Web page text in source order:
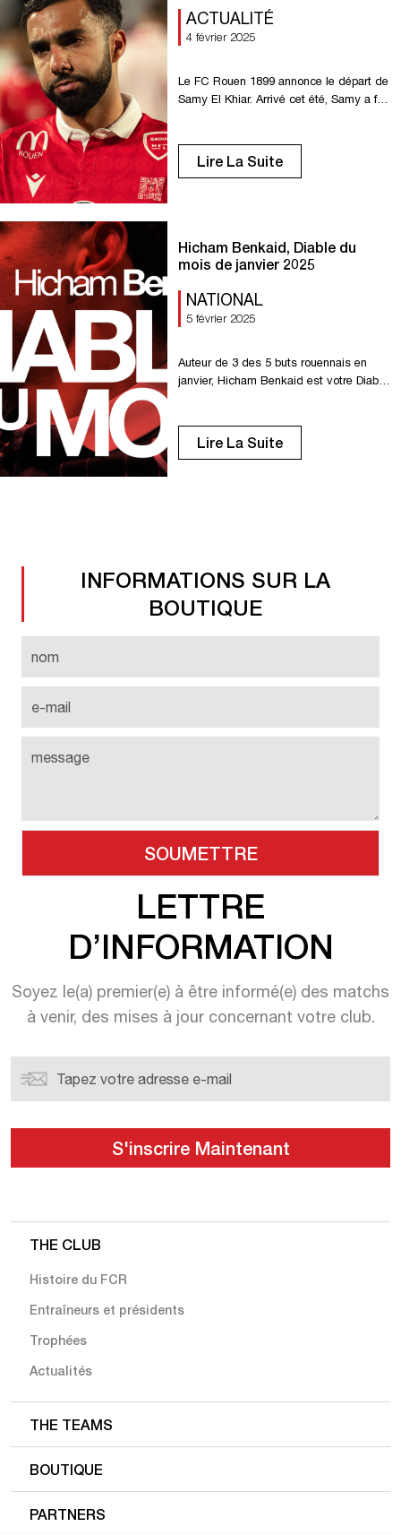
ACTUALITÉ
4 février 2025
Le FC Rouen 1899 annonce le départ de
Samy El Khiar. Arrivé cet été, Samy a fait
passé au sein du club. Il poursuivra
Lire La Suite
Hicham Benkaid, Diable du
mois de janvier 2025
NATIONAL
5 février 2025
Auteur de 3 des 5 buts rouennais en
janvier, Hicham Benkaid est votre Diable
troisième consécutif pour Hicham !
Félicitations !
Lire La Suite
LETTRE
D’INFORMATION
Soyez le(a) premier(e) à être informé(e) des matchs
à venir, des mises à jour concernant votre club.
INFORMATIONS SUR LA
BOUTIQUE
THE CLUB
Histoire du FCR
Entraîneurs et présidents
Trophées
Actualités
THE TEAMS
BOUTIQUE
PARTNERS